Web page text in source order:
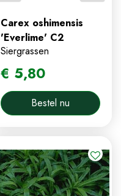
Carex oshimensis
'Everlime' C2
Siergrassen
€ 5,80
Bestel nu